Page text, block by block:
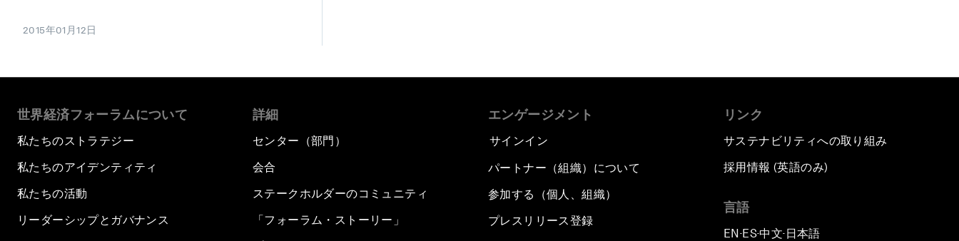
2015年01月12日
世界経済フォーラムについて
私たちのストラテジー
私たちのアイデンティティ
私たちの活動
リーダーシップとガバナンス
詳細
センター（部門）
会合
ステークホルダーのコミュニティ
「フォーラム・ストーリー」
エンゲージメント
サインイン
パートナー（組織）について
参加する（個人、組織）
プレスリリース登録
リンク
サステナビリティへの取り組み
採用情報 (英語のみ)
言語
EN ▪ ES▪中文▪ 日本語